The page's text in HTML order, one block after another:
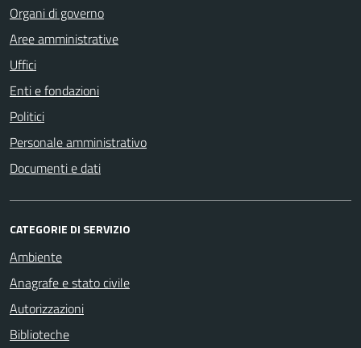
Organi di governo
Aree amministrative
Uffici
Enti e fondazioni
Politici
Personale amministrativo
Documenti e dati
CATEGORIE DI SERVIZIO
Ambiente
Anagrafe e stato civile
Autorizzazioni
Biblioteche